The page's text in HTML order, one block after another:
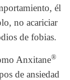
él
no acariciar
de fobias.
Anxitane®
de ansiedad